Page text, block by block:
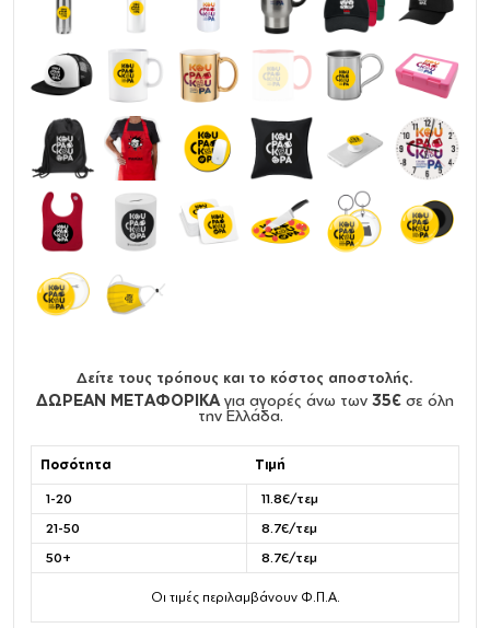
Δείτε τους τρόπους και το κόστος αποστολής.
ΔΩΡΕΑΝ ΜΕΤΑΦΟΡΙΚΑ για αγορές άνω των 35€ σε όλη
την Ελλάδα.
Ποσότητα Τιμή
1-20
11.8€/τεμ
21-50
8.7€/τεμ
50+
8.7€/τεμ
Οι τιμές περιλαμβάνουν Φ.Π.Α.